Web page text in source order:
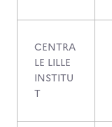
CENTRA
LE LILLE
INSTITU
T